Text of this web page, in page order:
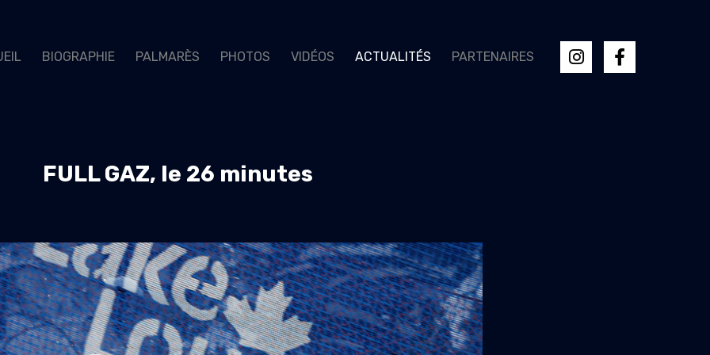
BIOGRAPHIE PALMARÈS PHOTOS VIDÉOS ACTUALITÉS PARTENAIRES
FULL GAZ, le 26 minutes